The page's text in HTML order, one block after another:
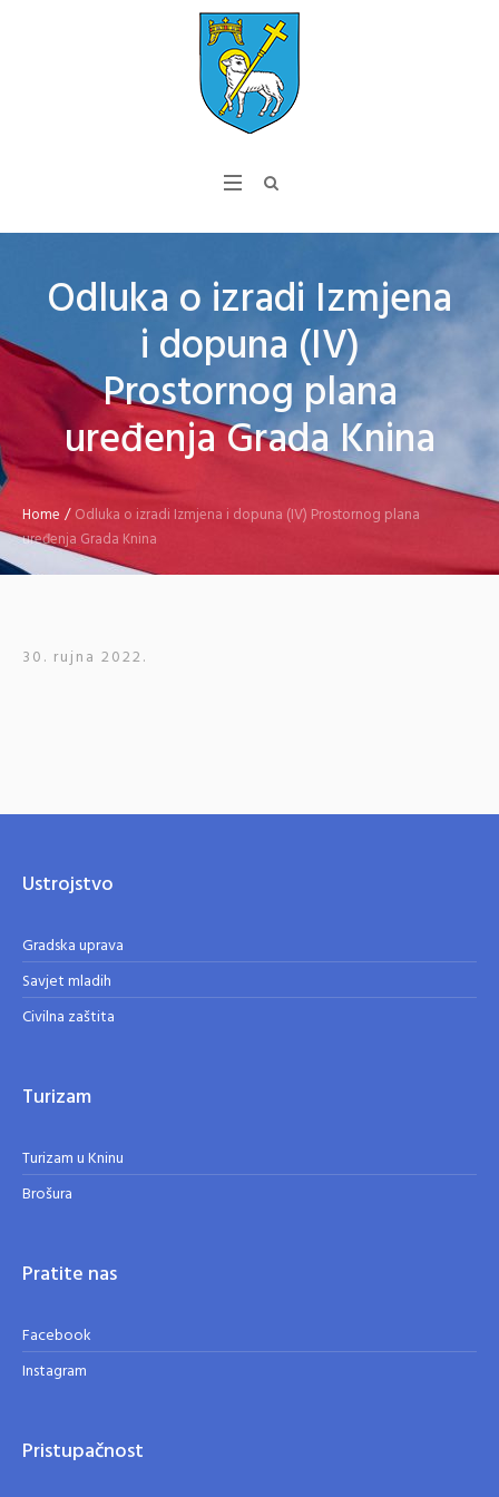
Odluka o izradi Izmjena
i dopuna (IV)
Prostornog plana
uređenja Grada Knina
Home /Odluka o izradi Izmjena i dopuna (IV) Prostornog plana
uređenja Grada Knina
30. rujna 2022.
Ustrojstvo
Gradska uprava
Savjet mladih
Civilna zaštita
Turizam
Turizam u Kninu
Brošura
Pratite nas
Facebook
Instagram
Pristupačnost